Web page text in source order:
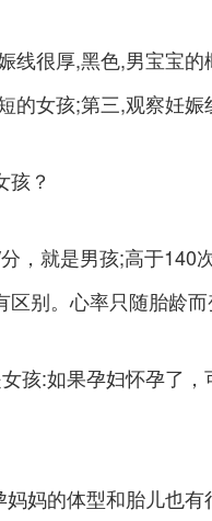
很厚,黑色,男宝宝的
的女孩;第三,观察妊
？
，就是男孩;高于
区别。心率只随胎龄
:如果孕妇怀孕了，
的体型和胎儿也有